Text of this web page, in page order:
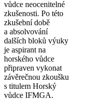
vůdce neocenitelné
zkušenosti. Po této
zkušební době
a absolvování
dalších bloků výuky
je aspirant na
horského vůdce
připraven vykonat
závěrečnou zkoušku
s titulem Horský
vůdce IFMGA.